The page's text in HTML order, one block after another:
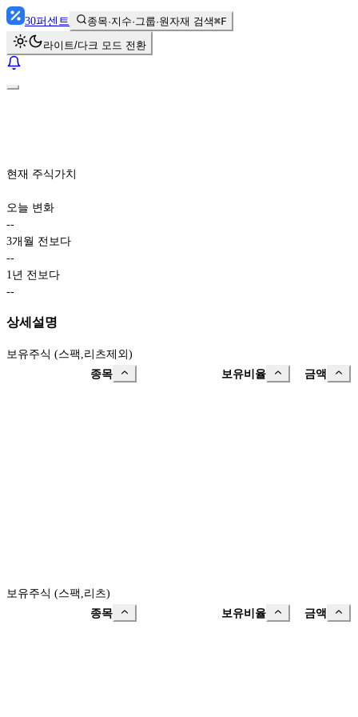
30퍼센트 종목·지수·그룹·원자재 검색⌘F
라이트/다크 모드 전환
현재 주식가치
오늘 변화
--
3개월 전보다
--
1년 전보다
--
상세설명
보유주식 (스팩,리츠제외)
종목
보유비율 금액
보유주식 (스팩,리츠)
종목
보유비율 금액